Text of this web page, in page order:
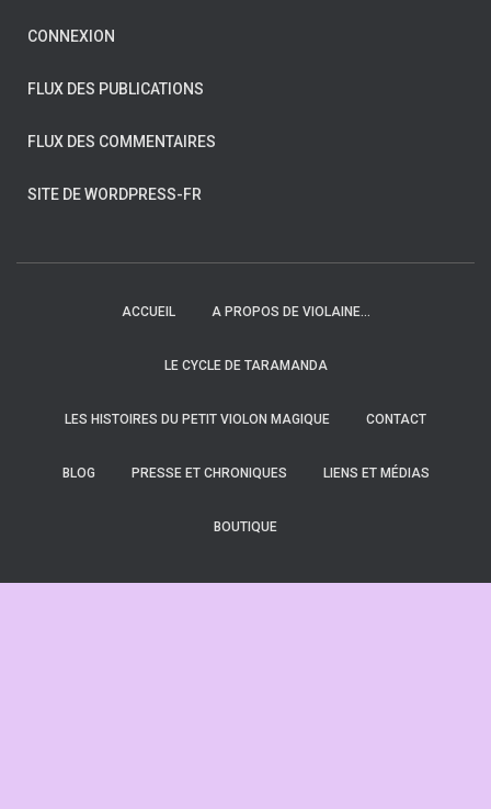
CONNEXION
FLUX DES PUBLICATIONS
FLUX DES COMMENTAIRES
SITE DE WORDPRESS-FR
ACCUEIL A PROPOS DE VIOLAINE…
LE CYCLE DE TARAMANDA
LES HISTOIRES DU PETIT VIOLON MAGIQUE CONTACT
BLOG PRESSE ET CHRONIQUES LIENS ET MÉDIAS
BOUTIQUE